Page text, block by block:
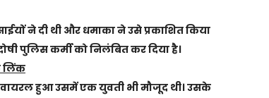
ने दी थी और धमाका ने उसे प्रकाशित किया
पुलिस कर्मी को निलंबित कर दिया है।
लिंक
हुआ उसमें एक युवती भी मौजूद थी। उसके